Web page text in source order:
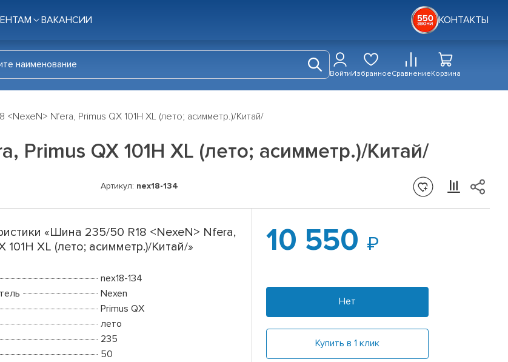
ВАКАНСИИ КОНТАКТЫ
ВойтиИзбранноеСравнениеКорзина
<NexeN> Nfera, Primus QX 101H XL (лето; асимметр.)/Китай/
Primus QX 101H XL (лето; асимметр.)/Китай/
Артикул: nex18-134
«Шина 235/50 R18 <NexeN> Nfera,
101H XL (лето; асимметр.)/Китай/»
nex18-134
Nexen
Primus QX
лето
235
50
10 550
Нет
Купить в 1 клик